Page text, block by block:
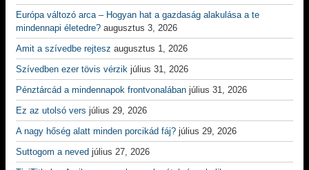
Európa változó arca – Hogyan hat a gazdaság alakulása a te
mindennapi életedre? augusztus 3, 2026
Amit a szívedbe rejtesz augusztus 1, 2026
Szívedben ezer tövis vérzik július 31, 2026
Pénztárcád a mindennapok frontvonalában július 31, 2026
Ez az utolsó vers július 29, 2026
A nagy hőség alatt minden porcikád fáj? július 29, 2026
Suttogom a neved július 27, 2026